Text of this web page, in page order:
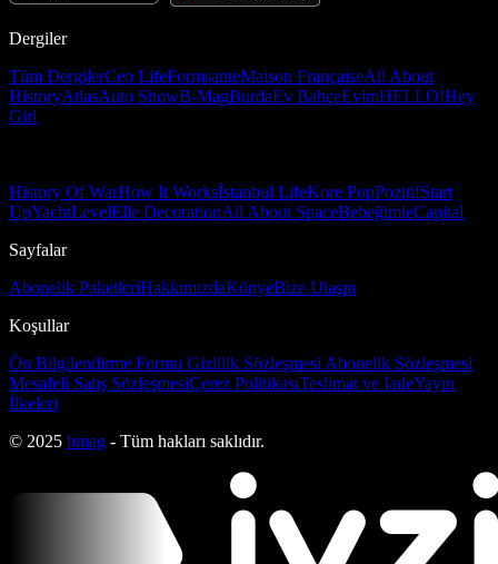
Dergiler
Tüm DergilerCeo LifeFormsanteMaison FrançaiseAll About
HistoryAtlasAuto ShowB-MagBurdaEv BahçeEvimHELLO!Hey
Girl
History Of WarHow It Worksİstanbul LifeKore PopPozitifStart
UpYachtLevelElle DecorationAll About SpaceBebeğimleCapital
Sayfalar
Abonelik PaketleriHakkımızdaKünyeBize Ulaşın
Koşullar
Ön Bilgilendirme Formu Gizlilik Sözleşmesi Abonelik Sözleşmesi
Mesafeli Satış SözleşmesiÇerez PolitikasıTeslimat ve İadeYayın
İlkeleri
© 2025 bmag - Tüm hakları saklıdır.